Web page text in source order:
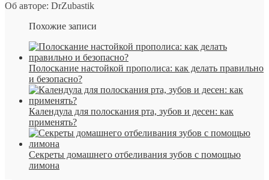
Об авторе: DrZubastik
Похожие записи
Полоскание настойкой прополиса: как делать правильно
и безопасно?
Календула для полоскания рта, зубов и десен: как
применять?
Секреты домашнего отбеливания зубов с помощью
лимона